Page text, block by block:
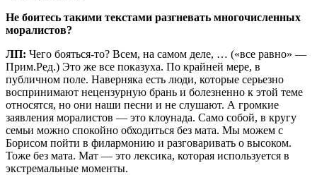
Не боитесь такими текстами разгневать многочисленных
моралистов?
ЛП: Чего бояться-то? Всем, на самом деле, … («все равно» —
Прим.Ред.) Это же все показуха. По крайней мере, в
публичном поле. Наверняка есть люди, которые серьезно
воспринимают нецензурную брань и болезненно к этой теме
относятся, но они наши песни и не слушают. А громкие
заявления моралистов — это клоунада. Само собой, в кругу
семьи можно спокойно обходиться без мата. Мы можем с
Борисом пойти в филармонию и разговаривать о высоком.
Тоже без мата. Мат — это лексика, которая используется в
экстремальные моменты.